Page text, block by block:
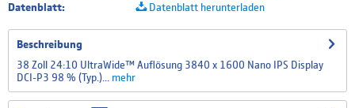
Datenblatt:
Datenblatt herunterladen
Beschreibung
38 Zoll 24:10 UltraWide™ Auflösung 3840 x 1600 Nano IPS Display
DCI-P3 98 % (Typ.)...
mehr